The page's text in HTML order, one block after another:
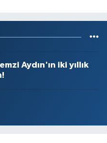
Aydın'ın iki yıllık